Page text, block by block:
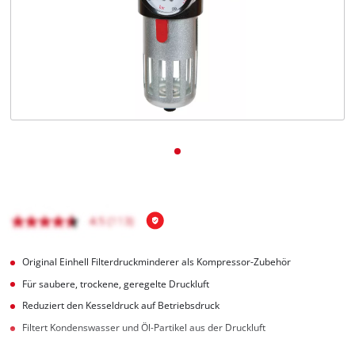
Original Einhell Filterdruckminderer als Kompressor-Zubehör
Für saubere, trockene, geregelte Druckluft
Reduziert den Kesseldruck auf Betriebsdruck
Filtert Kondenswasser und Öl-Partikel aus der Druckluft